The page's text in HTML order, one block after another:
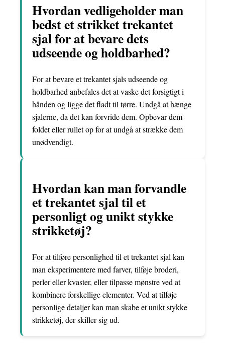
Hvordan vedligeholder man
bedst et strikket trekantet
sjal for at bevare dets
udseende og holdbarhed?
For at bevare et trekantet sjals udseende og
holdbarhed anbefales det at vaske det forsigtigt i
hånden og ligge det fladt til tørre. Undgå at hænge
sjalerne, da det kan forvride dem. Opbevar dem
foldet eller rullet op for at undgå at strække dem
unødvendigt.
Hvordan kan man forvandle
et trekantet sjal til et
personligt og unikt stykke
strikketøj?
For at tilføre personlighed til et trekantet sjal kan
man eksperimentere med farver, tilføje broderi,
perler eller kvaster, eller tilpasse mønstre ved at
kombinere forskellige elementer. Ved at tilføje
personlige detaljer kan man skabe et unikt stykke
strikketøj, der skiller sig ud.